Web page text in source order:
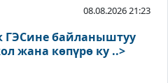
08.08.2026 21:23
ГЭСине байланыштуу
жана көпүрө ку ..>